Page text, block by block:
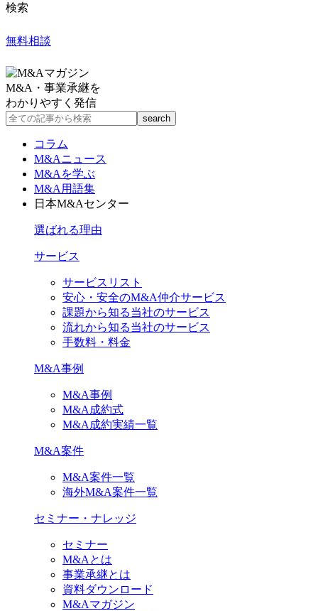
検索
無料相談
M&A・事業承継を
わかりやすく発信
コラム
M&Aニュース
M&Aを学ぶ
M&A用語集
日本M&Aセンター
選ばれる理由
サービス
サービスリスト
安心・安全のM&A仲介サービス
課題から知る当社のサービス
流れから知る当社のサービス
手数料・料金
M&A事例
M&A事例
M&A成約式
M&A成約実績一覧
M&A案件
M&A案件一覧
海外M&A案件一覧
セミナー・ナレッジ
セミナー
M&Aとは
事業承継とは
資料ダウンロード
M&Aマガジン